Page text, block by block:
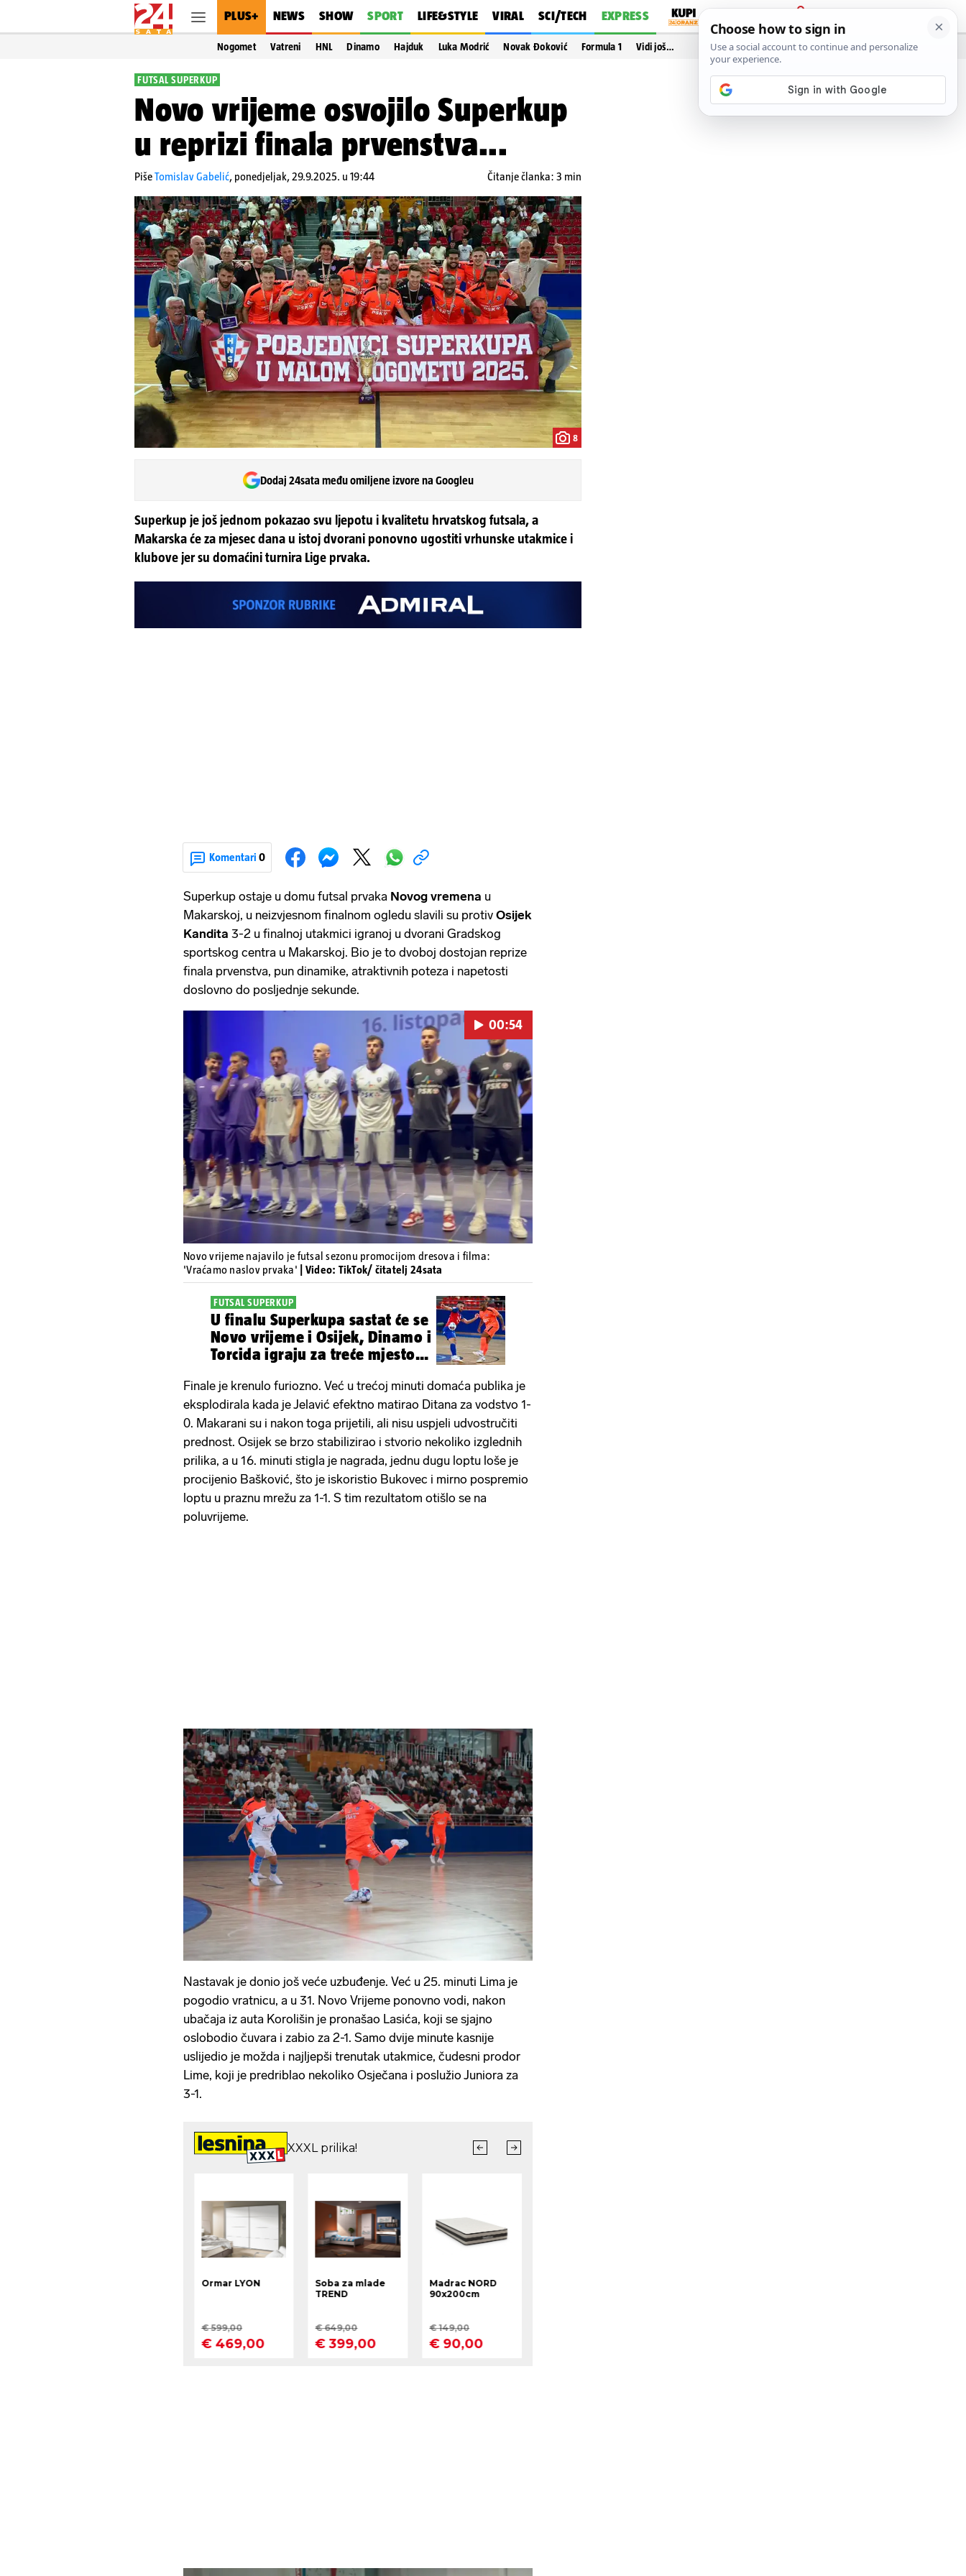
PLUS+ NEWS SHOW SPORT LIFE&STYLE VIRAL SCI/TECH EXPRESS
PRIJAVA
Nogomet Vatreni HNL Dinamo Hajduk Luka Modrić Novak Đoković Formula 1 Vidi još…
FUTSAL SUPERKUP
Novo vrijeme osvojilo Superkup
u reprizi finala prvenstva...
PišeTomislav Gabelić, ponedjeljak, 29.9.2025. u 19:44 Čitanje članka: 3 min
8
Dodaj 24sata među omiljene izvore na Googleu
Superkup je još jednom pokazao svu ljepotu i kvalitetu hrvatskog futsala, a
Makarska će za mjesec dana u istoj dvorani ponovno ugostiti vrhunske utakmice i
klubove jer su domaćini turnira Lige prvaka.
Komentari 0
Superkup ostaje u domu futsal prvaka Novog vremena u
Makarskoj, u neizvjesnom finalnom ogledu slavili su protiv Osijek
Kandita 3-2 u finalnoj utakmici igranoj u dvorani Gradskog
sportskog centra u Makarskoj. Bio je to dvoboj dostojan reprize
finala prvenstva, pun dinamike, atraktivnih poteza i napetosti
doslovno do posljednje sekunde.
Pokretanje videa...
00:54
Novo vrijeme najavilo je futsal sezonu promocijom dresova i filma:
'Vraćamo naslov prvaka'
| Video: TikTok/ čitatelj 24sata
FUTSAL SUPERKUP
U finalu Superkupa sastat će se
Novo vrijeme i Osijek, Dinamo i
Torcida igraju za treće mjesto...
Finale je krenulo furiozno. Već u trećoj minuti domaća publika je
eksplodirala kada je Jelavić efektno matirao Ditana za vodstvo 1-
0. Makarani su i nakon toga prijetili, ali nisu uspjeli udvostručiti
prednost. Osijek se brzo stabilizirao i stvorio nekoliko izglednih
prilika, a u 16. minuti stigla je nagrada, jednu dugu loptu loše je
procijenio Bašković, što je iskoristio Bukovec i mirno pospremio
loptu u praznu mrežu za 1-1. S tim rezultatom otišlo se na
poluvrijeme.
Nastavak je donio još veće uzbuđenje. Već u 25. minuti Lima je
pogodio vratnicu, a u 31. Novo Vrijeme ponovno vodi, nakon
ubačaja iz auta Korolišin je pronašao Lasića, koji se sjajno
oslobodio čuvara i zabio za 2-1. Samo dvije minute kasnije
uslijedio je možda i najljepši trenutak utakmice, čudesni prodor
Lime, koji je predriblao nekoliko Osječana i poslužio Juniora za
3-1.